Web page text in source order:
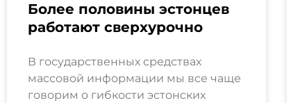
Более половины эстонцев
работают сверхурочно
В государственных средствах
массовой информации мы все чаще
говорим о гибкости эстонских